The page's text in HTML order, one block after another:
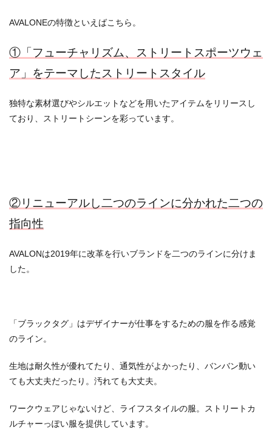
AVALONEの特徴といえばこちら。
①「フューチャリズム、ストリートスポーツウェ
ア」をテーマしたストリートスタイル
独特な素材選びやシルエットなどを用いたアイテムをリリースし
ており、ストリートシーンを彩っています。
②リニューアルし二つのラインに分かれた二つの
指向性
AVALONは2019年に改革を行いブランドを二つのラインに分けま
した。
「ブラックタグ」はデザイナーが仕事をするための服を作る感覚
のライン。
生地は耐久性が優れてたり、通気性がよかったり、バンバン動い
ても大丈夫だったり。汚れても大丈夫。
ワークウェアじゃないけど、ライフスタイルの服。ストリートカ
ルチャーっぽい服を提供しています。